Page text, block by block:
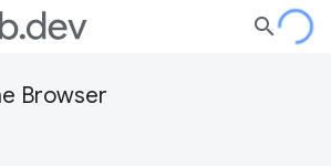
Browser